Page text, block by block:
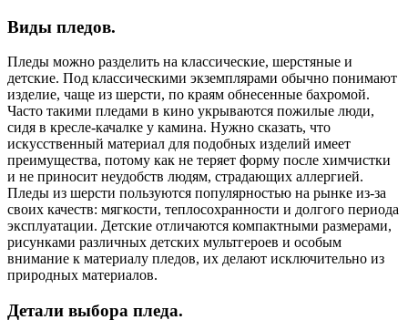
Виды пледов.
Пледы можно разделить на классические, шерстяные и
детские. Под классическими экземплярами обычно понимают
изделие, чаще из шерсти, по краям обнесенные бахромой.
Часто такими пледами в кино укрываются пожилые люди,
сидя в кресле-качалке у камина. Нужно сказать, что
искусственный материал для подобных изделий имеет
преимущества, потому как не теряет форму после химчистки
и не приносит неудобств людям, страдающих аллергией.
Пледы из шерсти пользуются популярностью на рынке из-за
своих качеств: мягкости, теплосохранности и долгого периода
эксплуатации. Детские отличаются компактными размерами,
рисунками различных детских мультгероев и особым
внимание к материалу пледов, их делают исключительно из
природных материалов.
Детали выбора пледа.